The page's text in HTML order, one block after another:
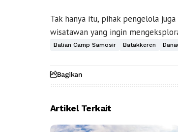
Tak hanya itu, pihak pengelola
wisatawan yang ingin
Balian Camp Samosir Batakkeren
Bagikan
Artikel Terkait